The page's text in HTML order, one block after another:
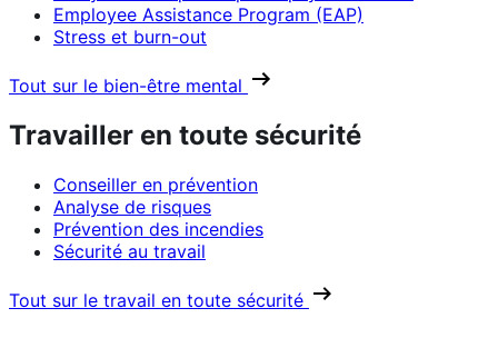
Employee Assistance Program (EAP)
Stress et burn-out
Tout sur le bien-être mental
Travailler en toute sécurité
Conseiller en prévention
Analyse de risques
Prévention des incendies
Sécurité au travail
Tout sur le travail en toute sécurité